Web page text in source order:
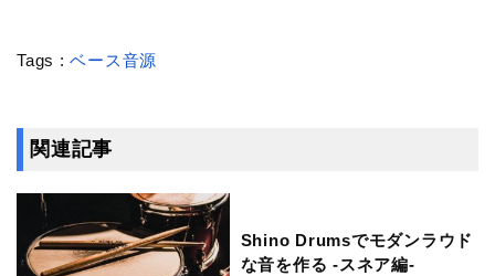
Tags :ベース音源
関連記事
Shino Drumsでモダンラウド
な音を作る -スネア編-